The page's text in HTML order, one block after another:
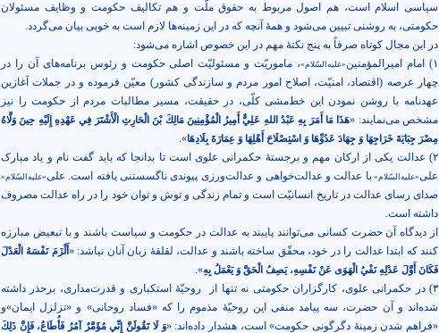
سیاسی اسلام است، هم اصول مربوط به حقوق ملّت و هم تکالیف حکومت و وظایف مسئولان
حکومتی، به روشنی تبیین می‌شود و همۀ آنچه که در این زمینه‌ها لازم است به خوبی بیان می‌گردد.
در این مجال کوتاه صرفاً به پنج نکتۀ مهم در این خصوص اشاره می‌شود:
۱) امام امیرالمؤمنین
«علیه‌السّلام»، ماموریّت و مسئولیّت اصلی حکومت و رئوس برنامه‌های آن را در
چهار عرصه (اقتصاد، امنیّت، اصلاح امور مردم و سازندگی کشور) معیّن فرموده و در جملات آغازین
عهدنامه با روشن نمودن این خط‌مشی کلّی، در حقیقت، مسیر مطالبات مردم از حکومت را نیز
مشخص می‌نمایند: «هَذَا مَا أَمَرَ بِهِ عَبْدُ اللهِ عَلِيٌّ أَمِيرُ الْمُؤْمِنِينَ مَالِكَ بْنَ الْحَارِثِ الْأَشْتَرَ فِي عَهْدِهِ إِلَيْهِ حِينَ وَلَّاهُ
مِصْرَ جِبَايَةَ خَرَاجِهَا وَ جِهَادَ عَدُوِّهَا وَ اسْتِصْلَاحَ أَهْلِهَا وَ عِمَارَةَ بِلَادِهَا».
۲) عدالت یکی از ارکان مهم و برجستۀ حکمرانی علوی است تا بدانجا که باید گفت نام و یاد مبارک
علی«علیه‌السّلام»با عدالت و عدالت‌خواهی و عدالت‌ورزی پیوندی ناگسستنی یافته است. علی«علیه‌السّلام»
صدای رسای عدالت در تاریخ انسانیّت است و تمام زندگی و توش و توان خود را در راه عدالت مصروف
داشته است.
از دیدگاه آن حضرت کسانی می‌توانند پایبند به عدالت در حکومت و سیاست باشند و با تبعیض مبارزه
کنند که ابتدا عدالت را در خود، محقّق ساخته باشند و عدالت، لقلقۀ زبان آنان نباشد: «أَلْزَمَ نَفْسَهُ الْعَدْلَ
فَكَانَ أَوَّلَ عَدْلِهِ نَفْيُ الْهَوَى عَنْ نَفْسِهِ، يَصِفُ الْحَقَّ وَ يَعْمَلُ بِهِ».
۳) در حکمرانی علوی، کارگزاران حکومتی نه تنها از
روحیّۀ استکباری و قدرت‌مداری، برحذر داشته
شده‌اند و آن حضرت، سه پیامد منفی این روحیّۀ مذموم را که «فساد روحانی» و «تزلزل ایمان»و
«فراهم شدن زمینۀ دگرگونی حکومت» است، هشدار داده‌اند: «وَ لَا تَقُولَنَّ إِنِّي مُؤَمَّرٌ آمُرُ فَأُطَاعُ، فَإِنَّ ذَلِكَ